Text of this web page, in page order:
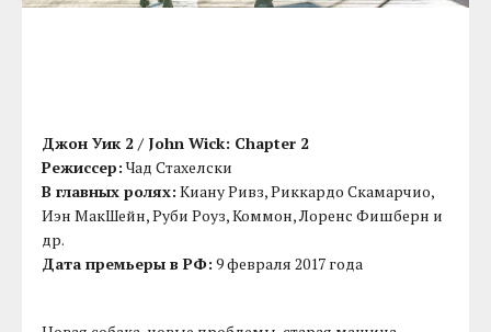
Джон Уик 2 / John Wick: Chapter 2
Режиссер:Чад Стахелски
В главных ролях: Киану Ривз, Риккардо Скамарчио,
Иэн МакШейн, Руби Роуз, Коммон, Лоренс Фишберн и
др.
Дата премьеры в РФ: 9 февраля 2017 года